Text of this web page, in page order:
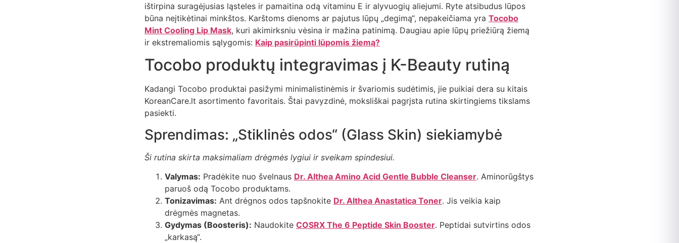
ištirpina suragėjusias ląsteles ir pamaitina odą vitaminu E ir alyvuogių aliejumi. Ryte atsibudus lūpos
būna neįtikėtinai minkštos. Karštoms dienoms ar pajutus lūpų „degimą“, nepakeičiama yra Tocobo
Mint Cooling Lip Mask, kuri akimirksniu vėsina ir mažina patinimą. Daugiau apie lūpų priežiūrą žiemą
ir ekstremaliomis sąlygomis: Kaip pasirūpinti lūpomis žiemą?
Tocobo produktų integravimas į K-Beauty rutiną
Kadangi Tocobo produktai pasižymi minimalistinėmis ir švariomis sudėtimis, jie puikiai dera su kitais
KoreanCare.lt asortimento favoritais. Štai pavyzdinė, moksliškai pagrįsta rutina skirtingiems tikslams
pasiekti.
Sprendimas: „Stiklinės odos“ (Glass Skin) siekiamybė
Ši rutina skirta maksimaliam drėgmės lygiui ir sveikam spindesiui.
Valymas: Pradėkite nuo švelnaus Dr. Althea Amino Acid Gentle Bubble Cleanser. Aminorūgštys
paruoš odą Tocobo produktams.
Tonizavimas: Ant drėgnos odos tapšnokite Dr. Althea Anastatica Toner. Jis veikia kaip
drėgmės magnetas.
Gydymas (Boosteris): Naudokite COSRX The 6 Peptide Skin Booster. Peptidai sutvirtins odos
„karkasą“.